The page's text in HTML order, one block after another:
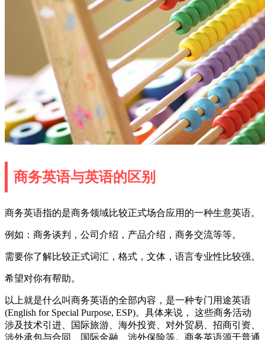
商务英语与英语的区别
商务英语指的是商务领域比较正式场合应用的一种生意英语。
例如：商务谈判，公司介绍，产品介绍，商务交流等等。
需要你了解比较正式词汇，格式，文体，语言专业性比较强。
希望对你有帮助。
以上就是什么叫商务英语的全部内容，是一种专门用途英语
(English for Special Purpose, ESP)。具体来说， 这些商务活动
涉及技术引进、国际旅游、海外投资、对外贸易、招商引资、
涉外承包与合同、国际金融、涉外保险等。商务英语源于普通